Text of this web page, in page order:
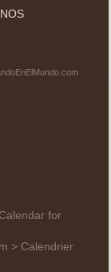
for
> Calendrier